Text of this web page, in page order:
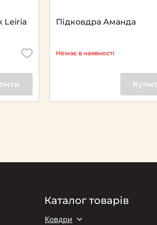
Leiria Підковдра Аманда
Немає в наявності
Каталог товарів
Ковдри